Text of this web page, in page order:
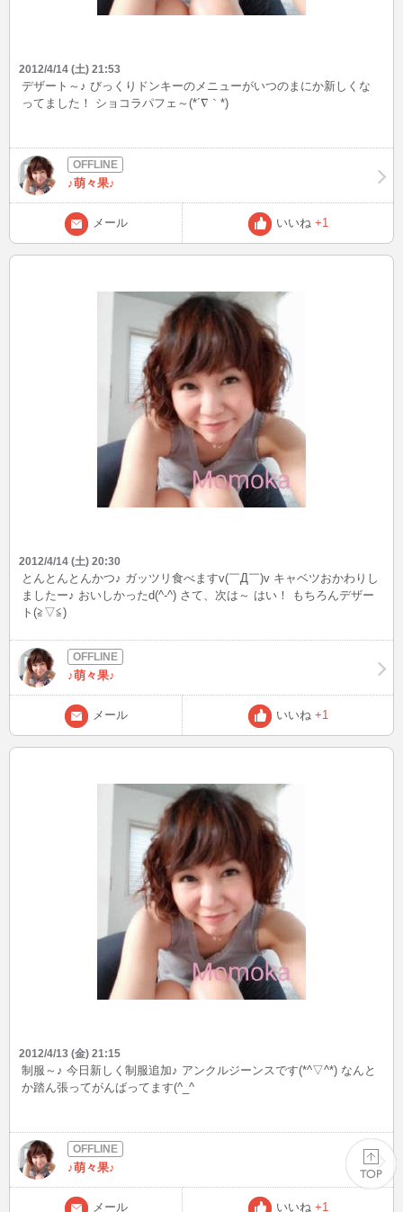
2012/4/14 (土) 21:53
デザート～♪ びっくりドンキーのメニューがいつのまにか新しくな
ってました！ ショコラパフェ～(*´∇｀*)
♪萌々果♪
メール いいね +1
2012/4/14 (土) 20:30
とんとんとんかつ♪ ガッツリ食べますv(￣Д￣)v キャベツおかわりし
ましたー♪ おいしかったd(^-^) さて、次は～ はい！ もちろんデザー
ト(≧▽≦)
♪萌々果♪
メール いいね +1
2012/4/13 (金) 21:15
制服～♪ 今日新しく制服追加♪ アンクルジーンスです(*^▽^*) なんと
か踏ん張ってがんばってます(^_^ゞ
♪萌々果♪
メール いいね +1